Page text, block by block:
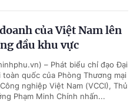
của Việt Nam lên
đầu khu vực
– Phát biểu chỉ đạo Đại
toàn quốc của Phòng Thương mại
nghiệp Việt Nam (VCCI), Thủ
Phạm Minh Chính nhấn...